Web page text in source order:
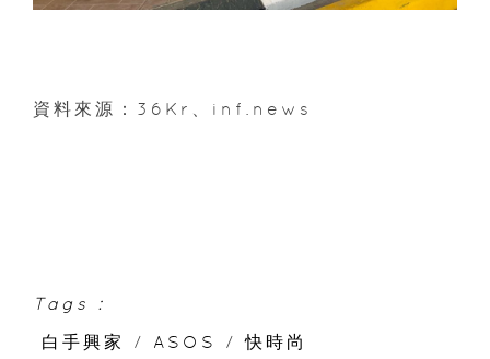
資料來源：36Kr、inf.news
Tags :
白手興家
/ ASOS / 快時尚